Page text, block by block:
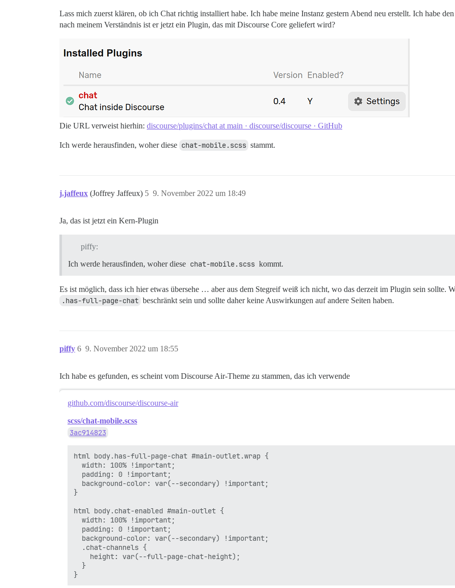
Lass mich zuerst klären, ob ich Chat richtig installiert habe. Ich habe meine Instanz gestern Abend neu erstellt. Ich habe
nach meinem Verständnis ist er jetzt ein Plugin, das mit Discourse Core geliefert wird?
Die URL verweist hierhin: discourse/plugins/chat at main · discourse/discourse · GitHub
Ich werde herausfinden, woher diese chat-mobile.scss stammt.
j.jaffeux (Joffrey Jaffeux) 9. November 2022 um 18:49
5
Ja, das ist jetzt ein Kern-Plugin
piffy:
Ich werde herausfinden, woher diese chat-mobile.scss kommt.
Es ist möglich, dass ich hier etwas übersehe … aber aus dem Stegreif weiß ich nicht, wo das derzeit im Plugin sein sollte.
.has-full-page-chat beschränkt sein und sollte daher keine Auswirkungen auf andere Seiten haben.
piffy 9. November 2022 um 18:55
6
Ich habe es gefunden, es scheint vom Discourse Air-Theme zu stammen, das ich verwende
github.com/discourse/discourse-air
scss/chat-mobile.scss
3ac914823
html body.has-full-page-chat #main-outlet.wrap {
  width: 100% !important;
  padding: 0 !important;
  background-color: var(--secondary) !important;
}
html body.chat-enabled #main-outlet {
  width: 100% !important;
  padding: 0 !important;
  background-color: var(--secondary) !important;
  .chat-channels {
    height: var(--full-page-chat-height);
  }